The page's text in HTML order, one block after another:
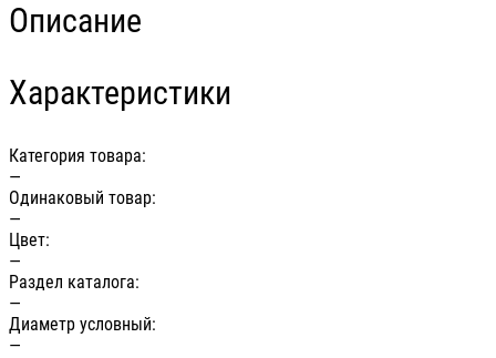
Описание
Характеристики
Категория товара:
—
Одинаковый товар:
—
Цвет:
—
Раздел каталога:
—
Диаметр условный:
—